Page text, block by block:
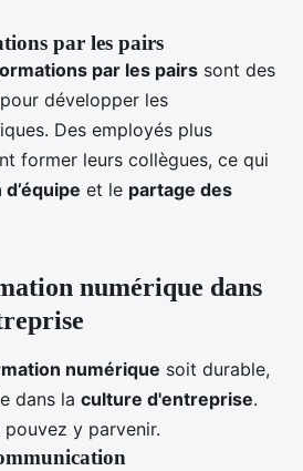
par les pairs
par les pairs sont des
développer les
Des employés plus
former leurs collègues, ce qui
et le partage des
numérique dans
numérique soit durable,
dans la culture d'entreprise.
y parvenir.